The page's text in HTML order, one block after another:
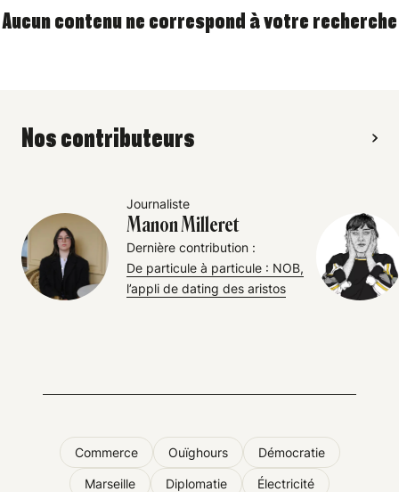
Aucun contenu ne correspond à votre recherche
Nos contributeurs
Journaliste
Manon Milleret
Dernière contribution :
De particule à particule : NOB,
l’appli de dating des aristos
Commerce Ouïghours Démocratie
Marseille Diplomatie Électricité